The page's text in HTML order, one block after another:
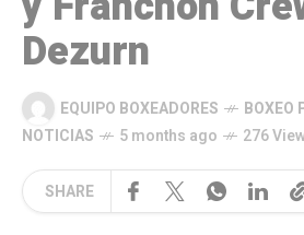
Dezurn
EQUIPO BOXEADORES BOXEO
NOTICIAS
5 months ago 276
SHARE